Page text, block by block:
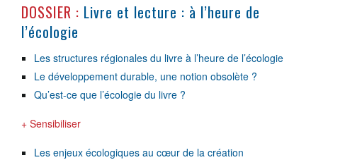
DOSSIER : Livre et lecture : à l’heure de
l’écologie
Les structures régionales du livre à l’heure de l’écologie
Le développement durable, une notion obsolète ?
Qu’est-ce que l’écologie du livre ?
+ Sensibiliser
Les enjeux écologiques au cœur de la création